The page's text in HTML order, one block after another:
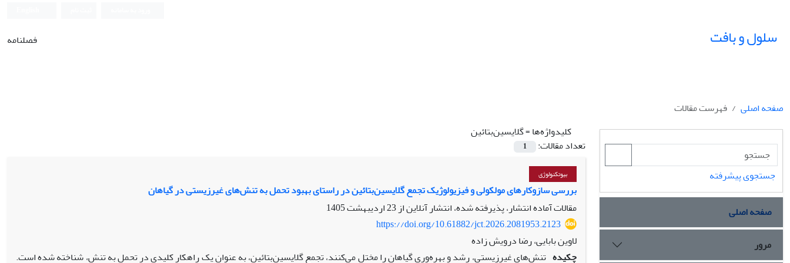
سلول و بافت فصلنامه
صفحه اصلی
فهرست مقالات
کلیدواژه‌ها =گلایسین‌بتائین
تعداد مقالات:
1
بیوتکنولوژی
بررسی سازوکارهای مولکولی و فیزیولوژیک تجمع گلایسین‌بتائین در راستای بهبود تحمل به تنش‌های غیرزیستی در گیاهان
مقالات آماده انتشار، پذیرفته شده، انتشار آنلاین از23 اردیبهشت 1405
https://doi.org/10.61882/jct.2026.2081953.2123
لاوین بابایی، رضا درویش زاده
چکیده تنش‌های غیرزیستی، رشد و بهره‌وری گیاهان را مختل می‌کنند، تجمع گلایسین‌بتائین، به عنوان یک راهکار کلیدی در تحمل به تنش، شناخته شده است.
جستجوی پیشرفته
صفحه اصلی
مرور